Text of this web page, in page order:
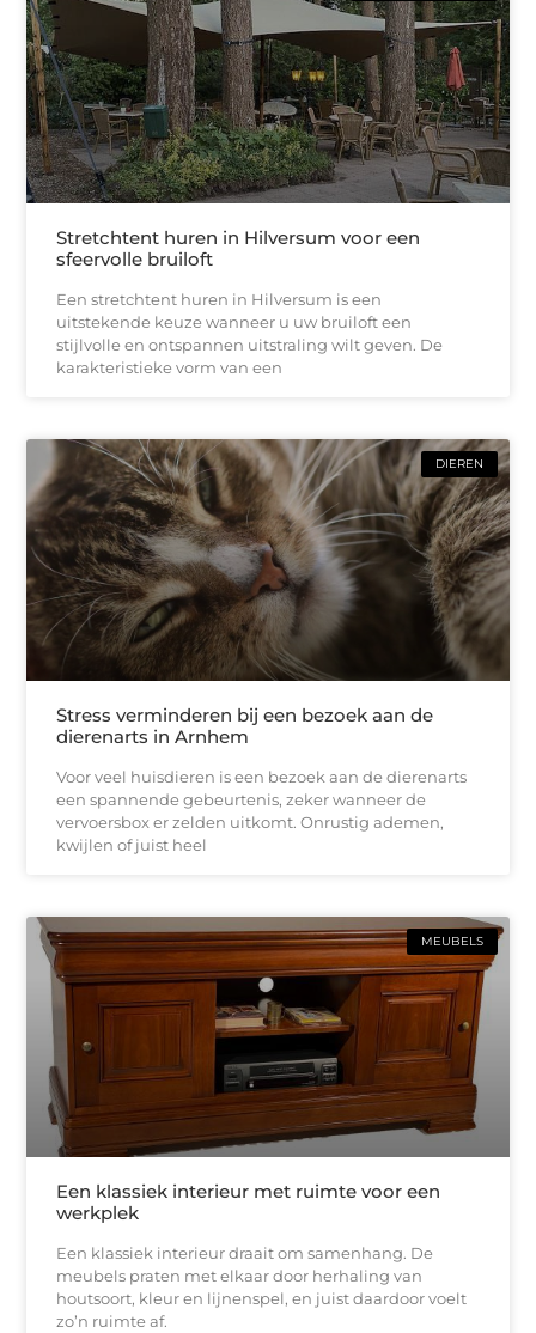
Stretchtent huren in Hilversum voor een
sfeervolle bruiloft
Een stretchtent huren in Hilversum is een
uitstekende keuze wanneer u uw bruiloft een
stijlvolle en ontspannen uitstraling wilt geven. De
karakteristieke vorm van een
DIEREN
Stress verminderen bij een bezoek aan de
dierenarts in Arnhem
Voor veel huisdieren is een bezoek aan de dierenarts
een spannende gebeurtenis, zeker wanneer de
vervoersbox er zelden uitkomt. Onrustig ademen,
kwijlen of juist heel
MEUBELS
Een klassiek interieur met ruimte voor een
werkplek
Een klassiek interieur draait om samenhang. De
meubels praten met elkaar door herhaling van
houtsoort, kleur en lijnenspel, en juist daardoor voelt
zo’n ruimte af.